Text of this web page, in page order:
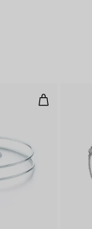
Bracciale